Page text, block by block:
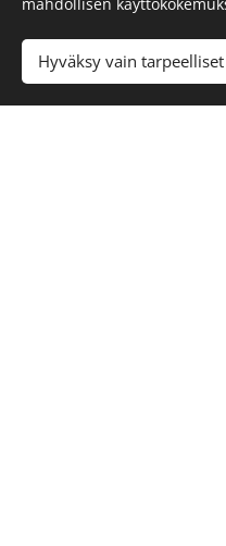
Katso
Hyväksy vain tarpeelliset